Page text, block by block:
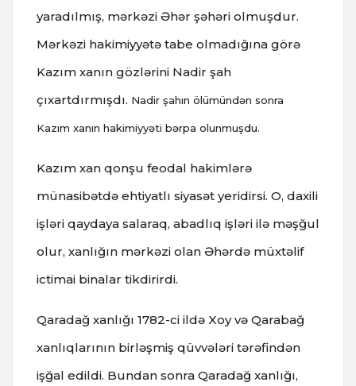
yaradılmış, mərkəzi Əhər şəhəri olmuşdur.
Mərkəzi hakimiyyətə tabe olmadığına görə
Kazım xanın gözlərini Nadir şah
çıxartdırmışdı. Nadir şahın ölümündən sonra
Kazım xanın hakimiyyəti bərpa olunmuşdu.
Kazım xan qonşu feodal hakimlərə
münasibətdə ehtiyatlı siyasət yeridirsi. O, daxili
işləri qaydaya salaraq, abadlıq işləri ilə məşğul
olur, xanlığın mərkəzi olan Əhərdə müxtəlif
ictimai binalar tikdirirdi.
Qaradağ xanlığı 1782-ci ildə Xoy və Qarabağ
xanlıqlarının birləşmiş qüvvələri tərəfindən
işğal edildi. Bundan sonra Qaradağ xanlığı,